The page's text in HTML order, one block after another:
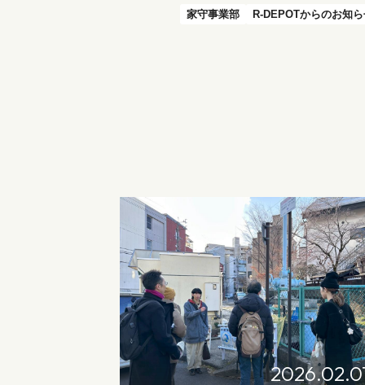
家守事業部 R-DEPOTからのお知